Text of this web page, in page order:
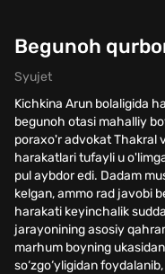
Begunoh
Syujet
Kichkina Arun bolaligida
begunoh otasi mahalliy
poraxo'r advokat Thakral
harakatlari tufayli u
pul aybdor edi. Dadam
kelgan, ammo rad javobi
harakati keyinchalik
jarayonining asosiy
marhum boyning
so‘zgo‘yligidan